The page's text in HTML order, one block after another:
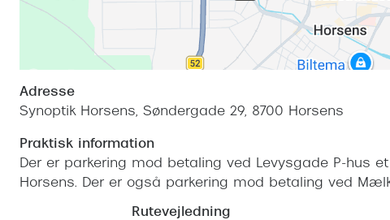
Adresse
Synoptik Horsens, Søndergade 29, 8700 Horsens
Praktisk information
Der er parkering mod betaling ved Levysgade P-hus
Horsens. Der er også parkering mod betaling ved
Rutevejledning